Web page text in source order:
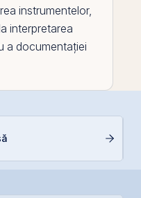
instrumentelor,
interpretarea
a documentației